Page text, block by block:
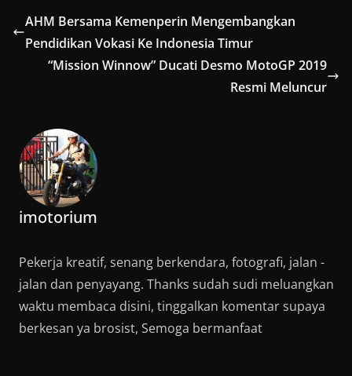
AHM Bersama Kemenperin Mengembangkan
Pendidikan Vokasi Ke Indonesia Timur
“Mission Winnow” Ducati Desmo MotoGP 2019
Resmi Meluncur
imotorium
Pekerja kreatif, senang berkendara, fotografi, jalan -
jalan dan penyayang. Thanks sudah sudi meluangkan
waktu membaca disini, tinggalkan komentar supaya
berkesan ya brosist, Semoga bermanfaat